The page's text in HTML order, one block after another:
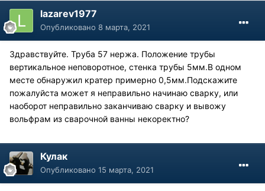
lazarev1977
Опубликовано 8 марта, 2021
Здравствуйте. Труба 57 нержа. Положение трубы
вертикальное неповоротное, стенка трубы 5мм.В одном
месте обнаружил кратер примерно 0,5мм.Подскажите
пожалуйста может я неправильно начинаю сварку, или
наоборот неправильно заканчиваю сварку и вывожу
вольфрам из сварочной ванны некоректно?
Кулак
Опубликовано 15 марта, 2021